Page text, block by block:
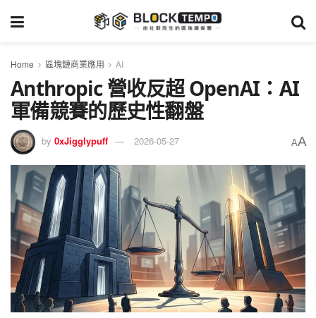
Home 區塊鏈商業應用 AI
Anthropic 營收反超 OpenAI：AI
軍備競賽的歷史性翻盤
by 0xJigglypuff 2026-05-27 AA